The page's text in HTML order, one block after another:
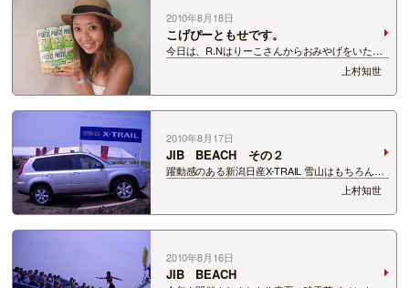
2010年8月18日
こげぴーともせです。
今日は、R.Nはりーこさんからおみやげをいただ
きました☆ ずんだプリッツだそうです＾−＾ｖ っ
てか、写真を撮るとわかる私の黒さ・・・ 暗闇で
は気をつけないと・・・
上村知世
2010年8月17日
JIB BEACH その２
躍動感のある新潟日産X-TRAIL 雪山はもちろん、
海岸だってバリバリです!!たのもしい♪ ステージ
前にはこんなかっこいい展示もあったわけです
が、 今回のイベントでは、ステージイベントも盛
り上がりました☆ ステージイベン…
上村知世
2010年8月16日
JIB BEACH